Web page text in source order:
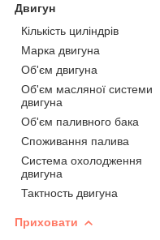
Двигун
Кількість циліндрів
Марка двигуна
Об'єм двигуна
Об'єм масляної системи
двигуна
Об'єм паливного бака
Споживання палива
Система охолодження
двигуна
Тактность двигуна
Приховати